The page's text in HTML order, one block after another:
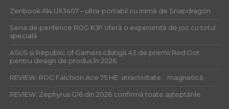
Zenbook A14 UX3407 – ultra-portabil cu inimă de Snapdragon
Seria de periferice ROG KJP oferă o experiență de joc cu totul
specială
ASUS și Republic of Gamers câștigă 43 de premii Red Dot
pentru design de produs în 2026
REVIEW: ROG Falchion Ace 75 HE: atractivitate… magnetică
REVIEW: Zephyrus G16 din 2026 confirmă toate așteptările